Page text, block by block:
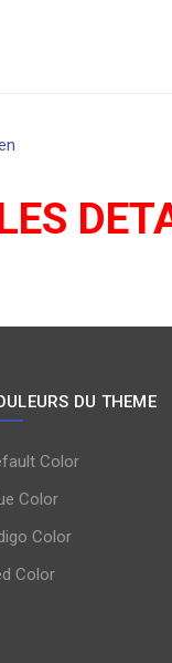
DU THEME
Color
Color
Color
Color